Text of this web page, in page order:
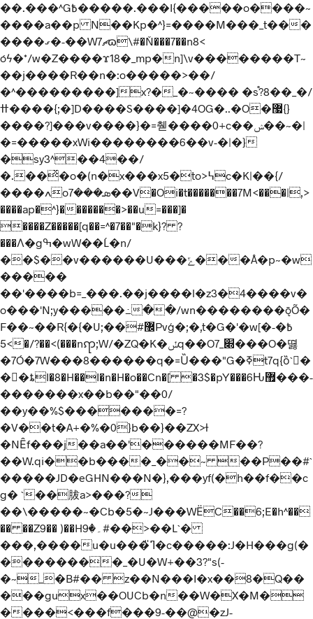
��.���^G߿�����.���I{�����o����~
����a��p N��Kp�^}=����M���_t���
����ގ�-��Wޗ7ɷ\#�Ň���7��n8<
óϟ�*/w�Z����ϫ18�_mp�n]\v��������T~
��j����R��n�:o�����>��/
�^���������]x?�_�~���� �s֯?8��_�/
ߚ����{;�]D����S����]�4OG�..�O�޷{}
����?]���v����}�=췓����0+c��ݾ��~�|
�=�����xWi��������6��v-�|�}
�sy3^��4��/
�.��ͯ�o�(n�x���x5�to>߆c�K|��{/
����ߍoܣ���7��V�Oi�t�������7M<���|,>
����ap�^}�������>��u=���]�
����Z�����[q��=^�7��"�k}? ?
���Λ�gߒ�wW��Ĺ�n/
��$��v������U���ݻ���Å�p~�w
�����
��'����b=_���.��j����l�z3�4����v�
o���'N;y�����߸��/wn��������ǭÕ�
F��~��R{�{�U;��#޼Pvģ�;�,t�G�'�w[�߿�-
>5�/?��<(���nꧧ;W/�ZQ�K�ݽq��O7_׍���O�뗧
�7Ó�7W���8��� ���q�=Ȕ���"G�ߧt7q{ȍ`�
��ȶI�8�H��I�n�H�o��Cn�[ �3$�pY���6Ԋ޿���-
�������x��b��"��0/
��y��%$�������=?
�V��t�A+�%�0}b��}��ZX>ƚ
�NȆf���j��a��'������MF��?
��W.qi��b����_��~ ��P��#`
�����JD�eGHN���N�},���yf(�h��f��c
g� `��胈a>���?
��\�����~�Cb�5�~J���WЁC��6;E�h^��
�� ��Z9�� )��H۔�9#��>��L`�
���,����u�u���ߣ̎�c�����:J�H���g(�
��������_�U�W+��3?"s(-
�~_�B#�� z��N���I�x��8�Q��
���gux��OUCb�n��W�X�M�
����<���f���9-��@�zJ-